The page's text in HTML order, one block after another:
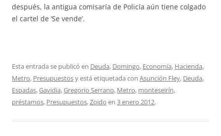
después, la antigua comisaría de Policía aún tiene colgado
el cartel de ‘Se vende’.
Esta entrada se publicó en Deuda, Domingo, Economía, Hacienda,
Metro, Presupuestosy está etiquetada con Asunción Fley, Deuda,
Espadas,Gavidia,Gregorio Serrano, Metro, monteseirín,
préstamos, Presupuestos,Zoido en 3 enero 2012.